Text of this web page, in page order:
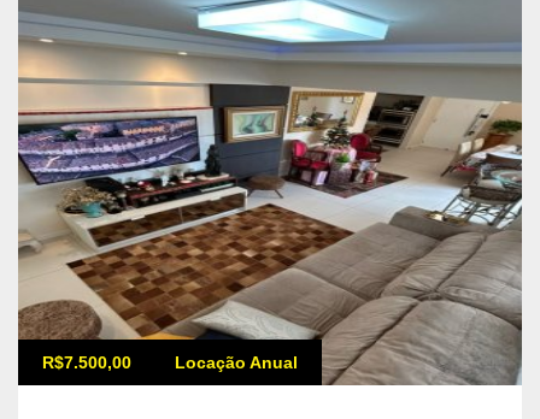
R$7.500,00 Locação Anual